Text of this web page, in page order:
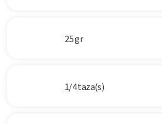
25 gr
1/4 taza(s)